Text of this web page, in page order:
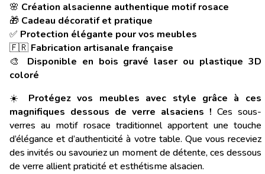
🌸 Création alsacienne authentique motif rosace
🎁 Cadeau décoratif et pratique
✅ Protection élégante pour vos meubles
🇫🇷 Fabrication artisanale française
🎨 Disponible en bois gravé laser ou plastique 3D
coloré
☀️ Protégez vos meubles avec style grâce à ces
magnifiques dessous de verre alsaciens ! Ces sous-
verres au motif rosace traditionnel apportent une touche
d’élégance et d’authenticité à votre table. Que vous receviez
des invités ou savouriez un moment de détente, ces dessous
de verre allient praticité et esthétisme alsacien.